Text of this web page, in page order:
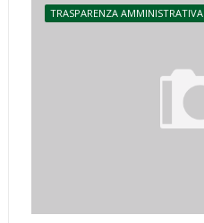
TRASPARENZA AMMINISTRATIVA